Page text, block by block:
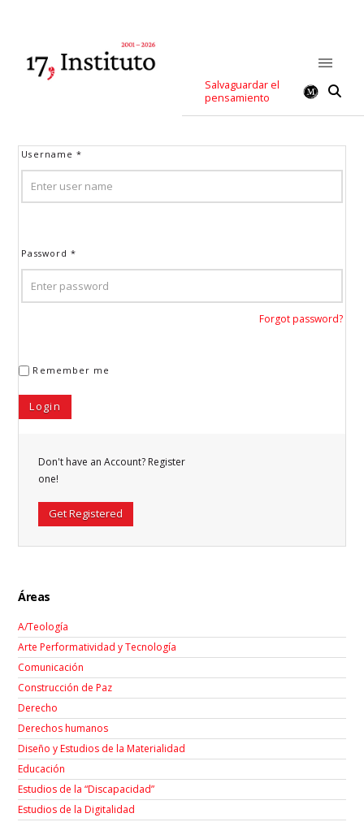
Salvaguardar el
pensamiento
Username*
Password*
Forgot password?
Remember me
Don't have an Account? Register
one!
Get Registered
Áreas
A/Teología
Arte Performatividad y Tecnología
Comunicación
Construcción de Paz
Derecho
Derechos humanos
Diseño y Estudios de la Materialidad
Educación
Estudios de la “Discapacidad”
Estudios de la Digitalidad